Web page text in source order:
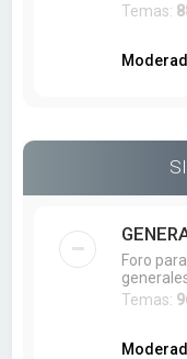
Temas:
Foro
Temas: